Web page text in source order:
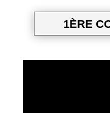
1ÈRE